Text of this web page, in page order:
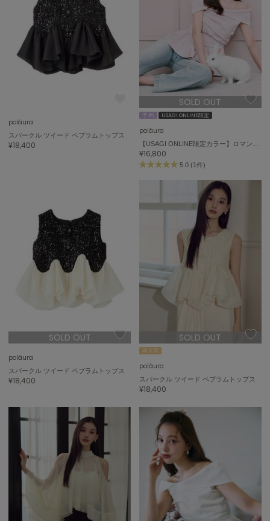
poláura
スパークル ツイード ペプラムトップス
¥18,400
SOLD OUT
予 約 USAGI ONLINE限定
poláura
¥16,800
5.0 (1件)
SOLD OUT
poláura
スパークル ツイード ペプラムトップス
¥18,400
SOLD OUT
再入荷
poláura
スパークル ツイード ペプラムトップス
¥18,400